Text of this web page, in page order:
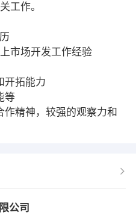
工作。
市场开发工作经验
开拓能力
等
精神，较强的观察力和
公司